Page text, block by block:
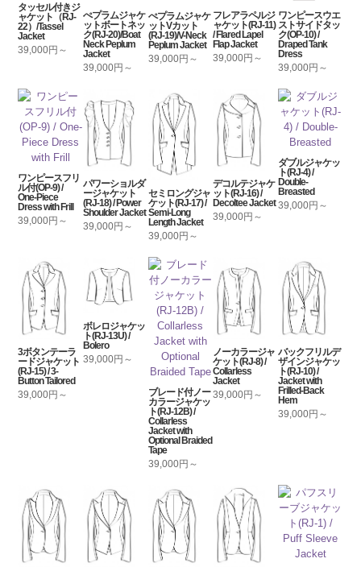
タッセル付きジ
ャケット（RJ-
22）/Tassel
Jacket
39,000円～
ぺプラムジャケ
ットボートネッ
ク(RJ-20)/Boat
Neck Peplum
Jacket
39,000円～
ぺプラムジャケ
ットVカット
(RJ-19)/V-Neck
Peplum Jacket
39,000円～
フレアラペルジ
ャケット(RJ-11)
/ Flared Lapel
Flap Jacket
39,000円～
ワンピースウエ
ストサイドタッ
ク(OP-10) /
Draped Tank
Dress
39,000円～
ワンピースフリ
ル付(OP-9) /
One-Piece
Dress with Frill
39,000円～
パワーショルダ
ージャケット
(RJ-18) / Power
Shoulder Jacket
39,000円～
セミロングジャ
ケット(RJ-17) /
Semi-Long
Length Jacket
39,000円～
デコルテジャケ
ット(RJ-16) /
Decoltee Jacket
39,000円～
ダブルジャケッ
ト(RJ-4) /
Double-
Breasted
39,000円～
3ボタンテーラ
ードジャケット
(RJ-15) / 3-
Button Tailored
39,000円～
ボレロジャケッ
ト(RJ-13U) /
Bolero
39,000円～
ブレード付ノー
カラージャケッ
ト(RJ-12B) /
Collarless
Jacket with
Optional Braided
Tape
39,000円～
ノーカラージャ
ケット(RJ-8) /
Collarless
Jacket
39,000円～
バックフリルデ
ザインジャケッ
ト(RJ-10) /
Jacket with
Frilled-Back
Hem
39,000円～